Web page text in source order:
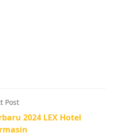
Post
2024 LEX Hotel